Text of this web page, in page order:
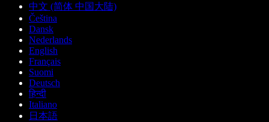
中文 (简体 中国大陆)
Čeština
Dansk
Nederlands
English
Français
Suomi
Deutsch
हिन्दी
Italiano
日本語